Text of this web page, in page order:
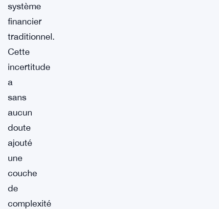
système
financier
traditionnel.
Cette
incertitude
a
sans
aucun
doute
ajouté
une
couche
de
complexité